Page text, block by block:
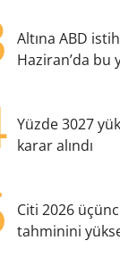
Altına ABD
Haziran’da bu
Yüzde 3027
karar alındı
Citi 2026
tahminini